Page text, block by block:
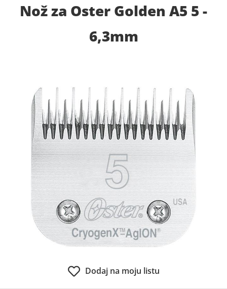
Nož za Oster Golden A5 5 -
6,3mm
Dodaj na moju listu